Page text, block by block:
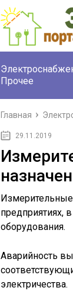
Прочее
Главная
29.11.2019
предприятиях,
оборудования.
Аварийность
электричества.